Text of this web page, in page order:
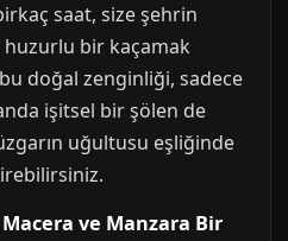
saat, size şehrin
bir kaçamak
doğal zenginliği, sadece
işitsel bir şölen de
uğultusu eşliğinde
ve Manzara Bir